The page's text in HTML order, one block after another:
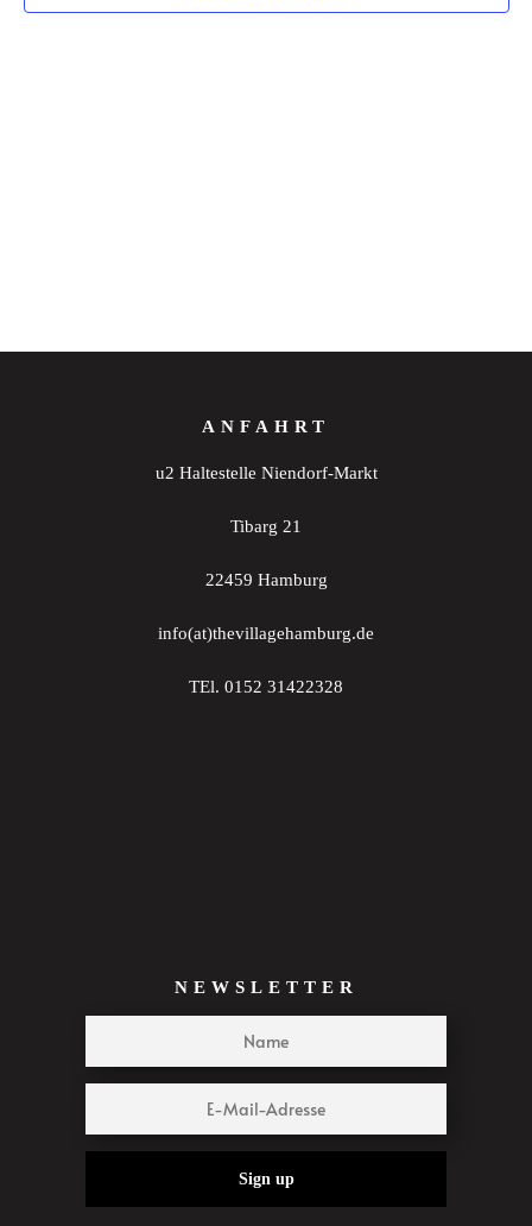
ANFAHRT
u2 Haltestelle Niendorf-Markt
Tibarg 21
22459 Hamburg
info(at)thevillagehamburg.de
TEl. 0152 31422328
NEWSLETTER
Sign up